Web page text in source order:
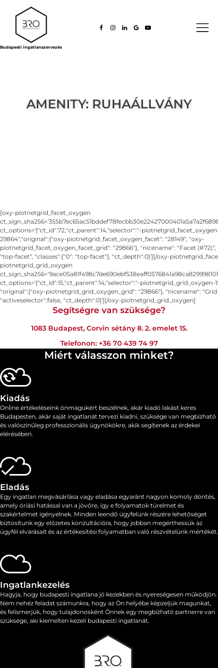
Budapesti ingatlanszervezés
AMENITY: RUHAÁLLVÁNY
[oxy-piotnetgrid_facet_oxygen
ct_options='{"ct_id":72,"ct_parent":14,"selector":"-
29864","original":{"oxy-piotnetgrid_facet_oxygen_facet": "28149", "oxy-
piotnetgrid_facet_oxygen_facet_grid": "29866"}, "nicename": "Facet
"top-facet", "classes":{"0": "top-facet"}, "ct_depth":0}'][/oxy-
piotnetgrid_grid_oxygen
ct_options='{"ct_id":15,"ct_parent":14,"selector":"-piotnetgrid_grid_oxygen-
"original":{"oxy-piotnetgrid_grid_oxygen_grid": "29866"}, "nicename": "Grid
"activeselector":false, "ct_depth":0}'][/oxy-piotnetgrid_grid_oxygen]
Segítségre van szüksége?
1083 Budapest, Corvin sétány 8. 2. emelet 15.
Telefonon: +36 70 439 74 97
Miért válasszon minket?
Kiadás
Online értékeléseink önmagukért beszélnek, akár kiadó lakást keres
Budapesten, akár saját ingatlanát tervezi kiadni, szüksége van megbízható
és valószínűleg professzionális ügynökökre, akik segítenek az érdekei
elérésében.
Eladás
Egy ingatlan megvásárlása vagy eladása egyaránt nagyon komoly döntés,
amely óriási hatással van a jövőre, így e folyamatok ​​türelmet és
szakértelmet igényelnek. Minden leendő ügyfelünk részére lehetőséget
biztosítunk egy előzetes konzultációra, hogy jobban megérthessük az
ügyfél elvárásait és az értékesítési folyamatban való részvételünk mértékét.
Ingatlankezelés
Hagyja, hogy budapesti ingatlana jó kezekben és nyereségesen működjön.
Nem nehéz feladat számunkra, hogy az Ön helyébe képzeljük magunkat,
és felismerjük, hogy tulajdonosként Önnek egy megbízható partnerre van
szüksége, aki kiemelten kezeli budapesti ingatlanát.